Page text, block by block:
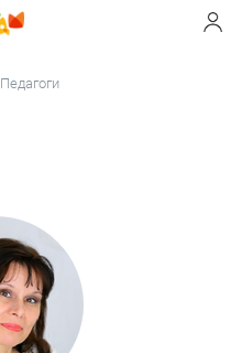
Педагоги